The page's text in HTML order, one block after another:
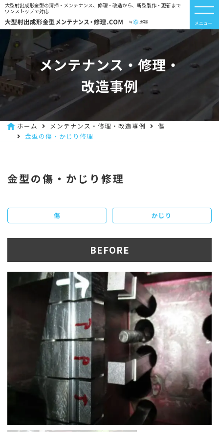
大型射出成形金型の清掃・メンテナンス、修理・改造から、新型製作・更新まで
ワンストップで対応
メニュー
メンテナンス・修理・
改造事例
ホーム メンテナンス・修理・改造事例
傷
金型の傷・かじり修理
金型の傷・かじり修理
傷 かじり
BEFORE